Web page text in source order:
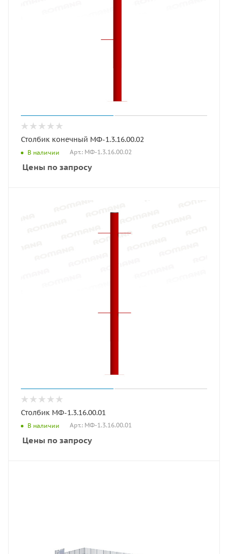
Столбик конечный МФ-1.3.16.00.02
В наличии Арт.: МФ-1.3.16.00.02
Цены по запросу
Столбик МФ-1.3.16.00.01
В наличии Арт.: МФ-1.3.16.00.01
Цены по запросу